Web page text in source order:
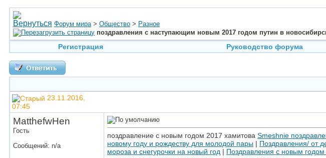
Форум мира > Общество > Разное
поздравления с наступающим новым 2017 годом путин в
Регистрация Руководство форума
23.11.2016,
07:45
MatthefwHen
Гость
Сообщений: n/a
поздравление с новым годом 2017 хамитова Smeshnie
новому году и рождеству для молодой пары | Поздравления/ от
мороза и снегурочки на новый год | Поздравления с новым